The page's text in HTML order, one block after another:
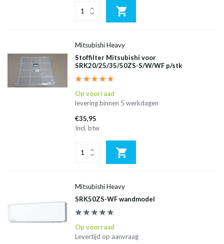
Mitsubishi Heavy
Stoffilter Mitsubishi voor
SRK20/25/35/50ZS-S/W/WF p/stk
Op voorraad
levering binnen 5 werkdagen
€35,95
Incl. btw
Mitsubishi Heavy
SRK50ZS-WF wandmodel
Op voorraad
Levertijd op aanvraag